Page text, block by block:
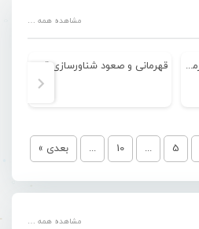
مشاهده همه …
قهرمانی ساحلی بازان فولاد هرمزگان در رقابتهای لیگ برتر کشور
5
...
10
... بعدی »
مشاهده همه …